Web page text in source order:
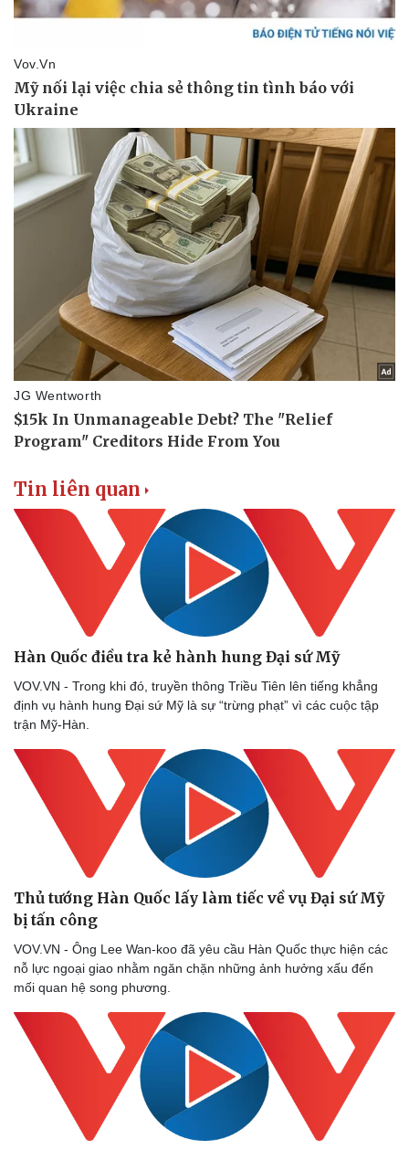
Doanh nghiệp
Thông tin doanh nghiệp
Doanh nghiệp 24h
Doanh nhân
Vì cộng đồng
Công nghệ
Sành điệu
Trải nghiệm
Chuyển đổi số
Tin liên quan
Hàn Quốc điều tra kẻ hành hung Đại sứ Mỹ
VOV.VN - Trong khi đó, truyền thông Triều Tiên lên tiếng khẳng
định vụ hành hung Đại sứ Mỹ là sự “trừng phạt” vì các cuộc tập
trận Mỹ-Hàn.
Thủ tướng Hàn Quốc lấy làm tiếc về vụ Đại sứ Mỹ
bị tấn công
VOV.VN - Ông Lee Wan-koo đã yêu cầu Hàn Quốc thực hiện các
nỗ lực ngoại giao nhằm ngăn chặn những ảnh hưởng xấu đến
mối quan hệ song phương.